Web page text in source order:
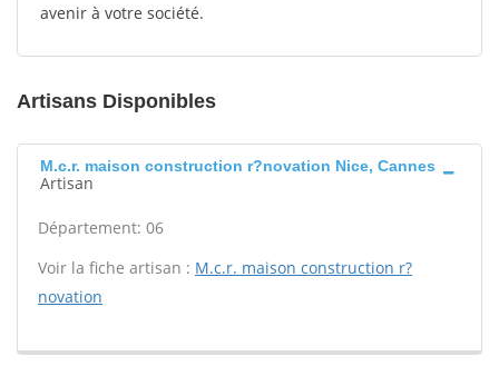
avenir à votre société.
Artisans Disponibles
M.c.r. maison construction r?novation Nice, Cannes
Artisan
Département: 06
Voir la fiche artisan : M.c.r. maison construction r?
novation